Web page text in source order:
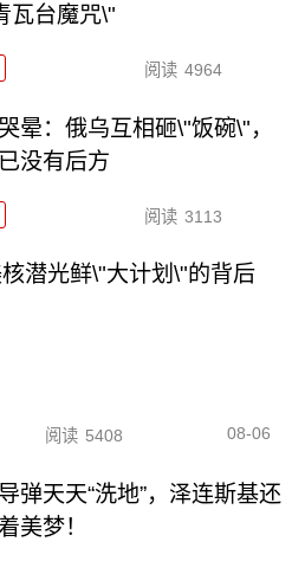
瓦台魔咒\"
阅读 4964
晕：俄乌互相砸\"饭碗\"，
没有后方
阅读 3113
潜光鲜\"大计划\"的背后
阅读 5408 08-06
弹天天“洗地”，泽连斯基还
美梦！